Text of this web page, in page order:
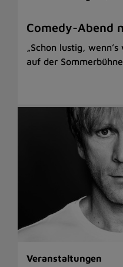
Comedy-Abend
„Schon lustig,
auf der
Veranstaltungen